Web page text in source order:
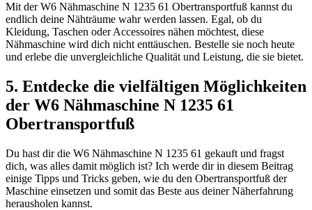
Mit der W6 Nähmaschine N 1235 61 Obertransportfuß kannst du
endlich deine Nähträume wahr werden lassen. Egal, ob du
Kleidung, Taschen oder Accessoires nähen möchtest, diese
Nähmaschine wird dich nicht enttäuschen. Bestelle sie noch heute
und erlebe die unvergleichliche Qualität und Leistung, die sie bietet.
5. Entdecke die vielfältigen Möglichkeiten
der W6 Nähmaschine N 1235 61
Obertransportfuß
Du hast dir die W6 Nähmaschine N 1235 61 gekauft und fragst
dich, was alles damit möglich ist? Ich werde dir in diesem Beitrag
einige Tipps und Tricks geben, wie du den Obertransportfuß der
Maschine einsetzen und somit das Beste aus deiner Näherfahrung
herausholen kannst.